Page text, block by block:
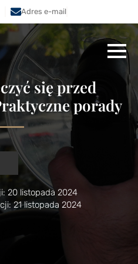
Adres e-mail
się przed
porady
20 listopada 2024
21 listopada 2024